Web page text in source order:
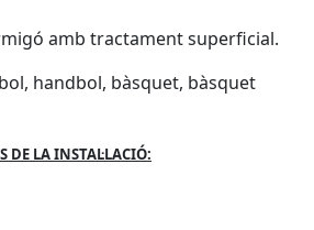
amb tractament superficial.
handbol, bàsquet, bàsquet
DE LA INSTAL·LACIÓ: